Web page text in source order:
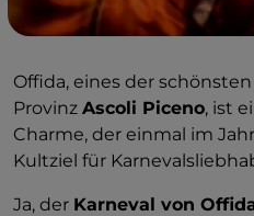
Offida, eines der
Provinz Ascoli Piceno, ist
Charme, der einmal im
Kultziel für
Ja, der Karneval von